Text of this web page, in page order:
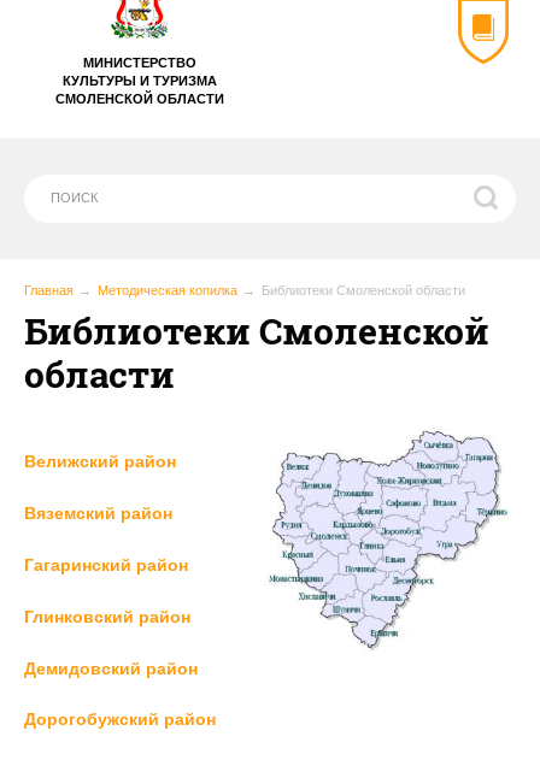
МИНИСТЕРСТВО
КУЛЬТУРЫ И ТУРИЗМА
СМОЛЕНСКОЙ ОБЛАСТИ
Главная Методическая копилка Библиотеки Смоленской области
Библиотеки Смоленской
области
Велижский район
Вяземский район
Гагаринский район
Глинковский район
Демидовский район
Дорогобужский район